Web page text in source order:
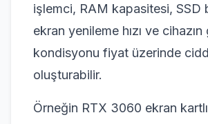
işlemci, RAM kapasitesi, SSD
ekran yenileme hızı ve cihazın
kondisyonu fiyat üzerinde
oluşturabilir.
Örneğin RTX 3060 ekran